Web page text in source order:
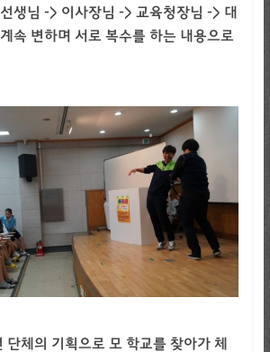
생님 -> 이사장님 -> 교육청장님 -> 대
속 변하며 서로 복수를 하는 내용으로
단체의 기획으로 모 학교를 찾아가 체